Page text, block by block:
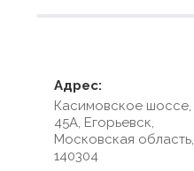
Адрес:
Касимовское шоссе,
45А, Егорьевск,
Московская область,
140304